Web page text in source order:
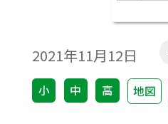
2021年11月12日
小 中 高 地図